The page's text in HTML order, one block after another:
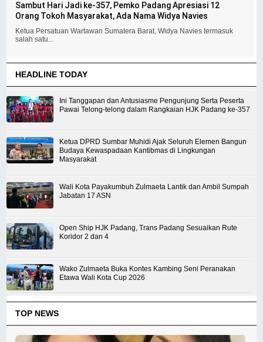
Sambut Hari Jadi ke-357, Pemko Padang Apresiasi 12
Orang Tokoh Masyarakat, Ada Nama Widya Navies
Ketua Persatuan Wartawan Sumatera Barat, Widya Navies termasuk
salah satu...
HEADLINE TODAY
Ini Tanggapan dan Antusiasme Pengunjung Serta Peserta
Pawai Telong-telong dalam Rangkaian HJK Padang ke-357
Ketua DPRD Sumbar Muhidi Ajak Seluruh Elemen Bangun
Budaya Kewaspadaan Kantibmas di Lingkungan
Masyarakat
Wali Kota Payakumbuh Zulmaeta Lantik dan Ambil Sumpah
Jabatan 17 ASN
Open Ship HJK Padang, Trans Padang Sesuaikan Rute
Koridor 2 dan 4
Wako Zulmaeta Buka Kontes Kambing Seni Peranakan
Etawa Wali Kota Cup 2026
TOP NEWS